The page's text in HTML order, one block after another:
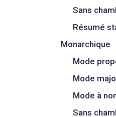
Sans
Résumé
Monarchique
Mode
Mode
Mode à
Sans